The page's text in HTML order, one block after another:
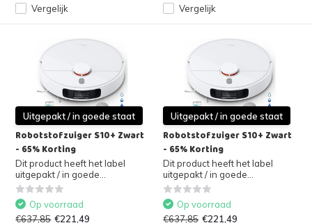
Vergelijk Vergelijk
Uitgepakt / in goede staat
Robotstofzuiger S10+ Zwart
- 65% Korting
Dit product heeft het label
uitgepakt / in goede...
Op voorraad
€637,85 €221,49
Uitgepakt / in goede staat
Robotstofzuiger S10+ Zwart
- 65% Korting
Dit product heeft het label
uitgepakt / in goede...
Op voorraad
€637,85 €221,49